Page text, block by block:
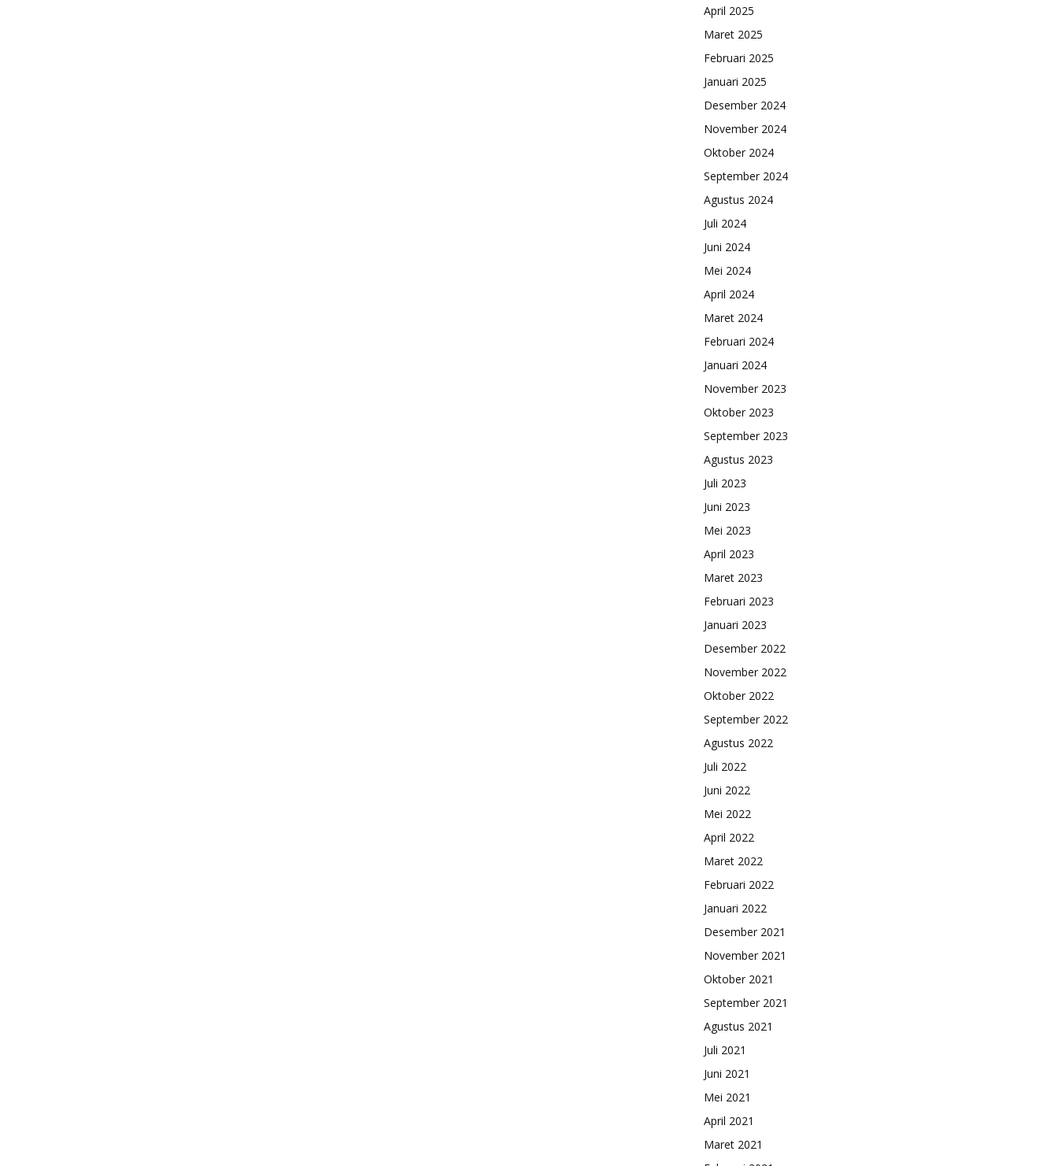
April 2025
Maret 2025
Februari 2025
Januari 2025
Desember 2024
November 2024
Oktober 2024
September 2024
Agustus 2024
Juli 2024
Juni 2024
Mei 2024
April 2024
Maret 2024
Februari 2024
Januari 2024
November 2023
Oktober 2023
September 2023
Agustus 2023
Juli 2023
Juni 2023
Mei 2023
April 2023
Maret 2023
Februari 2023
Januari 2023
Desember 2022
November 2022
Oktober 2022
September 2022
Agustus 2022
Juli 2022
Juni 2022
Mei 2022
April 2022
Maret 2022
Februari 2022
Januari 2022
Desember 2021
November 2021
Oktober 2021
September 2021
Agustus 2021
Juli 2021
Juni 2021
Mei 2021
April 2021
Maret 2021